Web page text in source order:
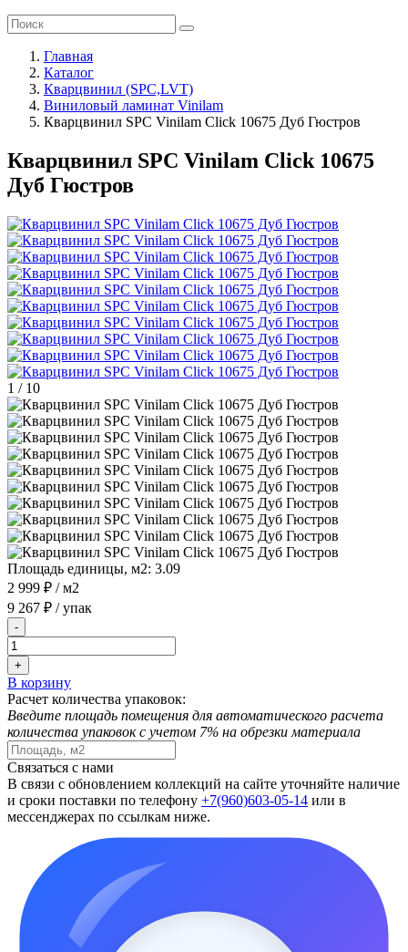
Главная
Каталог
Кварцвинил (SPC,LVT)
Виниловый ламинат Vinilam
Кварцвинил SPC Vinilam Click 10675 Дуб Гюстров
Кварцвинил SPC Vinilam Click 10675
Дуб Гюстров
1 / 10
Площадь единицы, м2: 3.09
2 999 ₽ / м2
9 267 ₽ / упак
-
+
В корзину
Расчет количества упаковок:
Введите площадь помещения для автоматического расчета
количества упаковок с учетом 7% на обрезки материала
Связаться с нами
В связи с обновлением коллекций на сайте уточняйте наличие
и сроки поставки по телефону +7(960)603-05-14 или в
мессенджерах по ссылкам ниже.